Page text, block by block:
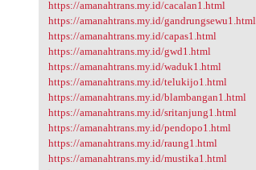
https://amanahtrans.my.id/cacalan1.html
https://amanahtrans.my.id/gandrungsewu1.html
https://amanahtrans.my.id/capas1.html
https://amanahtrans.my.id/gwd1.html
https://amanahtrans.my.id/waduk1.html
https://amanahtrans.my.id/telukijo1.html
https://amanahtrans.my.id/blambangan1.html
https://amanahtrans.my.id/sritanjung1.html
https://amanahtrans.my.id/pendopo1.html
https://amanahtrans.my.id/raung1.html
https://amanahtrans.my.id/mustika1.html